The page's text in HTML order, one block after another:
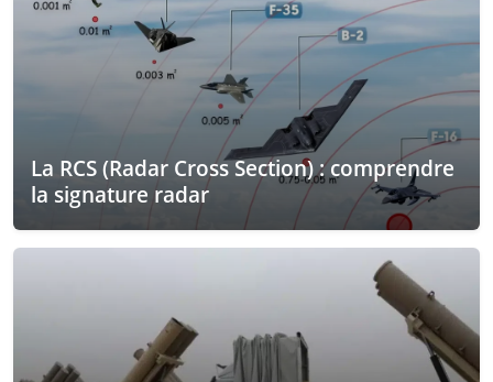
La RCS (Radar Cross Section) : comprendre
la signature radar